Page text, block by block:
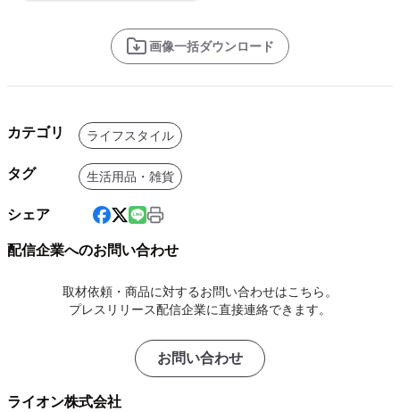
画像一括ダウンロード
カテゴリ ライフスタイル
タグ 生活用品・雑貨
シェア
配信企業へのお問い合わせ
取材依頼・商品に対するお問い合わせはこちら。
プレスリリース配信企業に直接連絡できます。
お問い合わせ
ライオン株式会社